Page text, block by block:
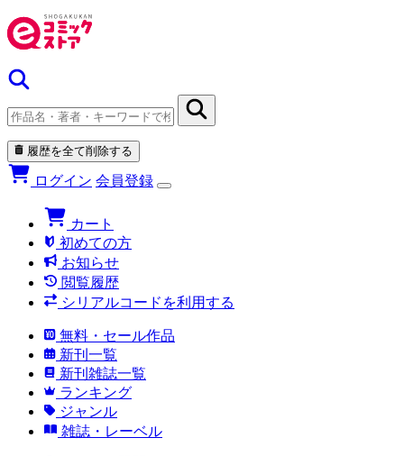
履歴を全て削除する
ログイン 会員登録
カート
初めての方
お知らせ
閲覧履歴
シリアルコードを利用する
無料・セール作品
新刊一覧
新刊雑誌一覧
ランキング
ジャンル
雑誌・レーベル